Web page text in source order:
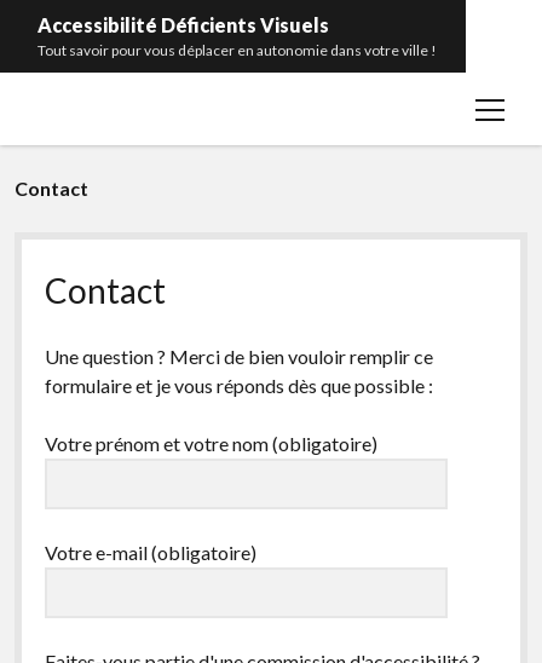
Accessibilité Déficients Visuels
Tout savoir pour vous déplacer en autonomie dans votre ville !
open
Portrait
Catégories open
Bâtiments publics
Télécommande pour feux sonores
Bandes d’éveil de vigilance
Glossaire
Non classé
facebook
rss
Contact
Contact
Une question ? Merci de bien vouloir remplir ce
formulaire et je vous réponds dès que possible :
Votre prénom et votre nom (obligatoire)
Votre e-mail (obligatoire)